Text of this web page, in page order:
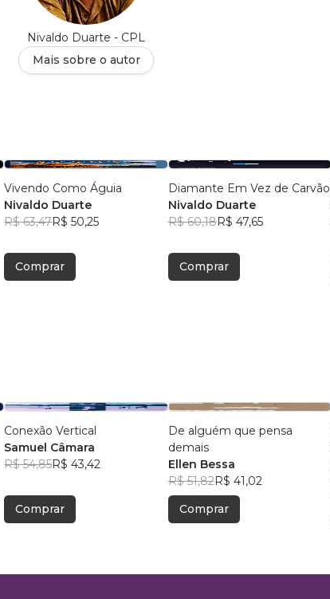
Nivaldo Duarte - CPL
Mais sobre o autor
Vivendo Como Águia
Nivaldo Duarte
R$ 63,47R$ 50,25
Comprar
Diamante Em Vez de Carvão
Nivaldo Duarte
R$ 60,18R$ 47,65
Comprar
Conexão Vertical
Samuel Câmara
R$ 54,85R$ 43,42
Comprar
De alguém que pensa
demais
Ellen Bessa
R$ 51,82R$ 41,02
Comprar